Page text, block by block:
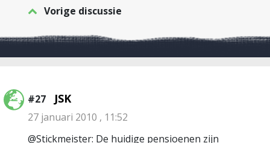
Vorige discussie
#27 JSK
27 januari 2010 , 11:52
@Stickmeister: De huidige pensioenen zijn